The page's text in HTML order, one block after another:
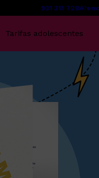
931 311 728
Tarifas adolescentes